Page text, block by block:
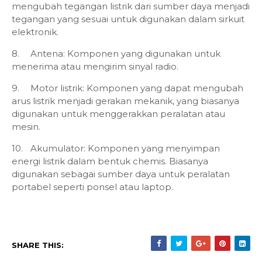
mengubah tegangan listrik dari sumber daya menjadi
tegangan yang sesuai untuk digunakan dalam sirkuit
elektronik.
8.
Antena: Komponen yang digunakan untuk
menerima atau mengirim sinyal radio.
9.
Motor listrik: Komponen yang dapat mengubah
arus listrik menjadi gerakan mekanik, yang biasanya
digunakan untuk menggerakkan peralatan atau
mesin.
10.
Akumulator: Komponen yang menyimpan
energi listrik dalam bentuk chemis. Biasanya
digunakan sebagai sumber daya untuk peralatan
portabel seperti ponsel atau laptop.
SHARE THIS: